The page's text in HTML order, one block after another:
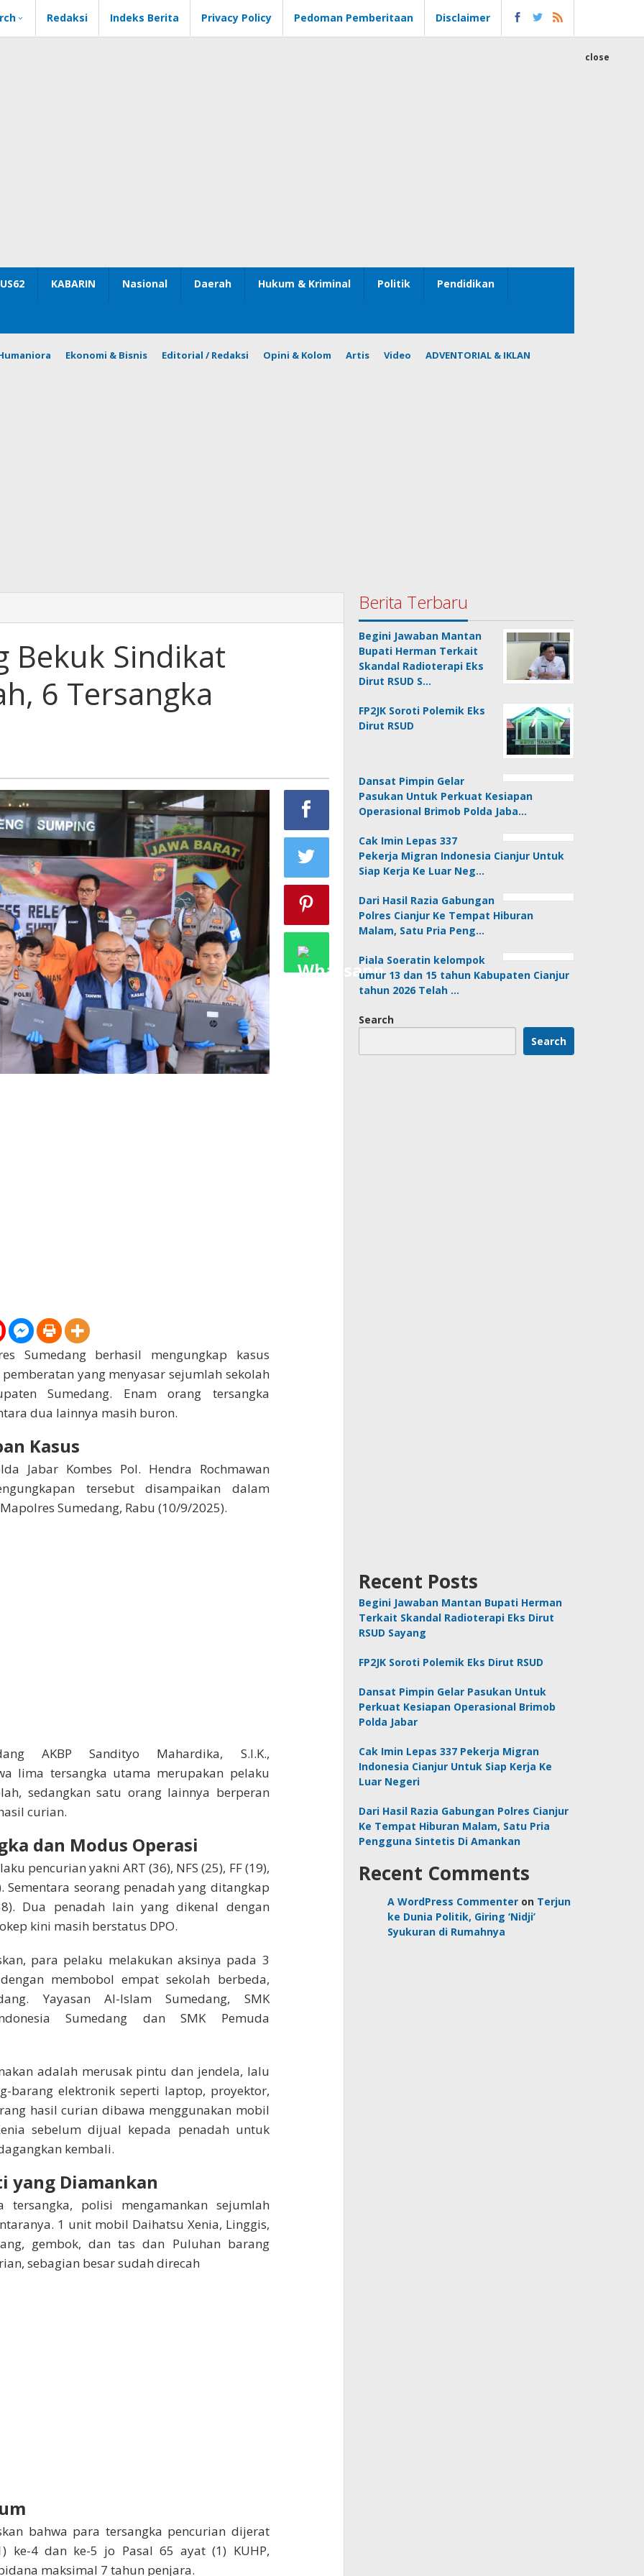
Redaksi Indeks Berita Privacy Policy Pedoman Pemberitaan Disclaimer
KABARIN Nasional Daerah Hukum & Kriminal Politik Pendidikan
Ekonomi & Bisnis Editorial / Redaksi Opini & Kolom Artis Video ADVENTORIAL & IKLAN
close
Bekuk Sindikat
6 Tersangka
Sumedang berhasil mengungkap kasus
yang menyasar sejumlah sekolah
Sumedang. Enam orang tersangka
dua lainnya masih buron.
Kasus
Jabar Kombes Pol. Hendra Rochmawan
tersebut disampaikan dalam
Sumedang, Rabu (10/9/2025).
AKBP Sandityo Mahardika, S.I.K.,
lima tersangka utama merupakan pelaku
sedangkan satu orang lainnya berperan
curian.
dan Modus Operasi
pencurian yakni ART (36), NFS (25), FF (19),
Sementara seorang penadah yang ditangkap
Dua penadah lain yang dikenal dengan
kini masih berstatus DPO.
para pelaku melakukan aksinya pada 3
membobol empat sekolah berbeda,
Yayasan Al-Islam Sumedang, SMK
Sumedang dan SMK Pemuda
adalah merusak pintu dan jendela, lalu
barang elektronik seperti laptop, proyektor,
hasil curian dibawa menggunakan mobil
sebelum dijual kepada penadah untuk
kembali.
yang Diamankan
tersangka, polisi mengamankan sejumlah
1 unit mobil Daihatsu Xenia, Linggis,
gembok, dan tas dan Puluhan barang
sebagian besar sudah direcah
bahwa para tersangka pencurian dijerat
ke-4 dan ke-5 jo Pasal 65 ayat (1) KUHP,
maksimal 7 tahun penjara.
Berita Terbaru
Begini Jawaban Mantan
Bupati Herman Terkait
Skandal Radioterapi Eks
Dirut RSUD S…
FP2JK Soroti Polemik Eks
Dirut RSUD
Dansat Pimpin Gelar
Pasukan Untuk Perkuat Kesiapan
Operasional Brimob Polda Jaba…
Cak Imin Lepas 337
Pekerja Migran Indonesia Cianjur Untuk
Siap Kerja Ke Luar Neg…
Dari Hasil Razia Gabungan
Polres Cianjur Ke Tempat Hiburan
Malam, Satu Pria Peng…
Piala Soeratin kelompok
umur 13 dan 15 tahun Kabupaten Cianjur
tahun 2026 Telah …
Search
Search
Recent Posts
Begini Jawaban Mantan Bupati Herman
Terkait Skandal Radioterapi Eks Dirut
RSUD Sayang
FP2JK Soroti Polemik Eks Dirut RSUD
Dansat Pimpin Gelar Pasukan Untuk
Perkuat Kesiapan Operasional Brimob
Polda Jabar
Cak Imin Lepas 337 Pekerja Migran
Indonesia Cianjur Untuk Siap Kerja Ke
Luar Negeri
Dari Hasil Razia Gabungan Polres Cianjur
Ke Tempat Hiburan Malam, Satu Pria
Pengguna Sintetis Di Amankan
Recent Comments
A WordPress Commenter on Terjun
ke Dunia Politik, Giring ‘Nidji’
Syukuran di Rumahnya